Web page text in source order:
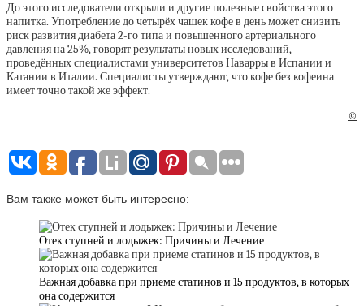
До этого исследователи открыли и другие полезные свойства этого
напитка. Употребление до четырёх чашек кофе в день может снизить
риск развития диабета 2-го типа и повышенного артериального
давления на 25%, говорят результаты новых исследований,
проведённых специалистами университетов Наварры в Испании и
Катании в Италии. Специалисты утверждают, что кофе без кофеина
имеет точно такой же эффект.
©
Вам также может быть интересно:
Отек ступней и лодыжек: Причины и Лечение
Важная добавка при приеме статинов и 15 продуктов, в которых
она содержится